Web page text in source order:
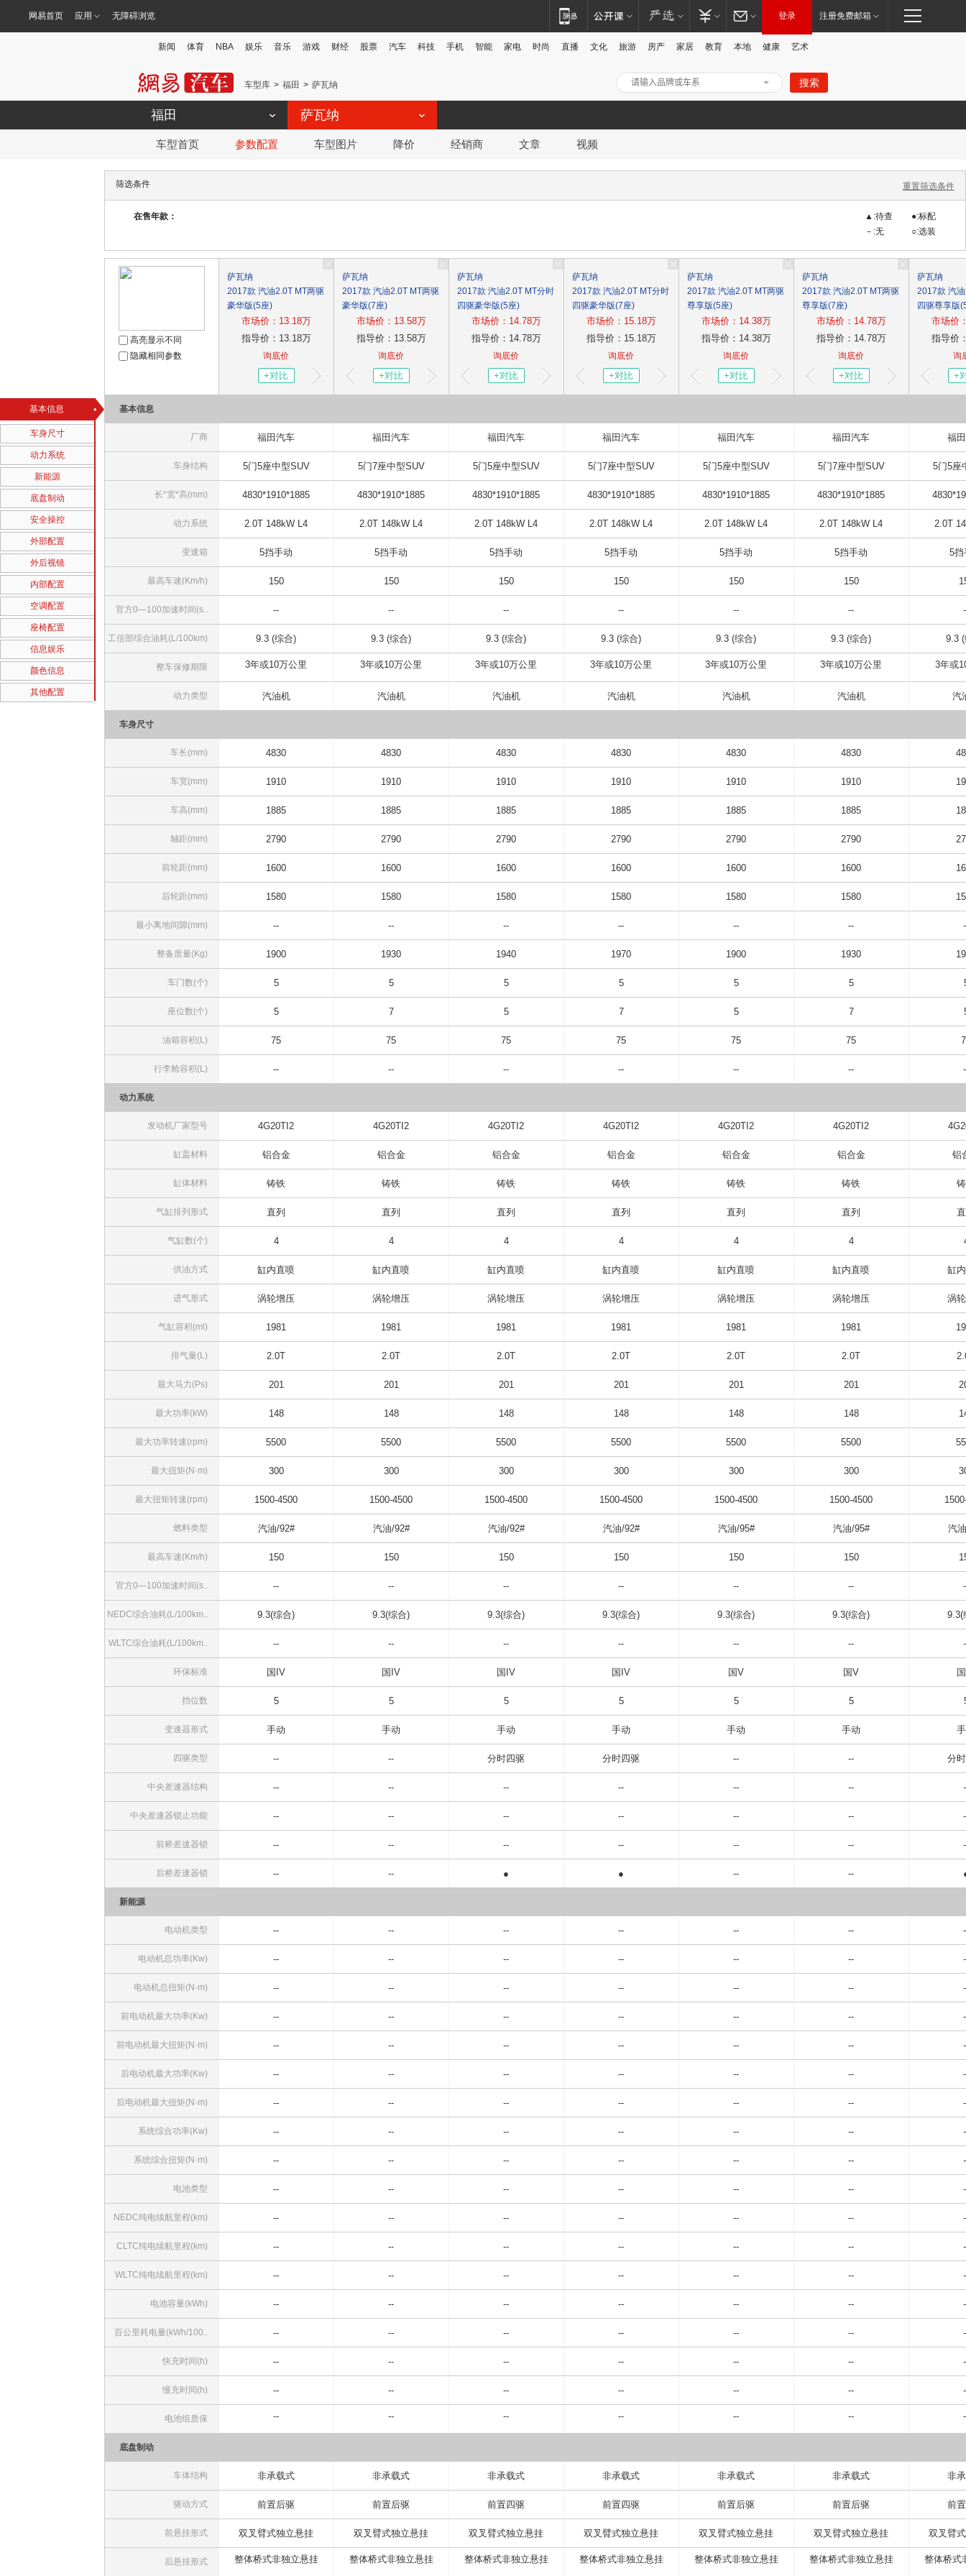
网易首页 应用 无障碍浏览 登录 注册免费邮箱
新闻 体育 NBA 娱乐 音乐 游戏 财经 股票 汽车 科技 手机 智能 家电 时尚 直播 文化 旅游 房产 家居 教育 本地 健康 艺术
车型库 福田 萨瓦纳 搜索
福田 萨瓦纳
车型首页 参数配置 车型图片 降价 经销商 文章 视频
重置筛选条件
筛选条件
在售年款： ▲:待查
●:标配
－:无
○:选装
高亮显示不同
隐藏相同参数
基本信息
厂商
车身结构
长*宽*高(mm)
动力系统
变速箱
最高车速(Km/h)
官方0—100加速时间(s..
工信部综合油耗(L/100km)
整车保修期限
动力类型
车身尺寸
车长(mm)
车宽(mm)
车高(mm)
轴距(mm)
前轮距(mm)
后轮距(mm)
最小离地间隙(mm)
整备质量(Kg)
车门数(个)
座位数(个)
油箱容积(L)
行李舱容积(L)
动力系统
发动机厂家型号
缸盖材料
缸体材料
气缸排列形式
气缸数(个)
供油方式
进气形式
气缸容积(ml)
排气量(L)
最大马力(Ps)
最大功率(kW)
最大功率转速(rpm)
最大扭矩(N·m)
最大扭矩转速(rpm)
燃料类型
最高车速(Km/h)
官方0—100加速时间(s..
NEDC综合油耗(L/100km..
WLTC综合油耗(L/100km..
环保标准
挡位数
变速器形式
四驱类型
中央差速器结构
中央差速器锁止功能
前桥差速器锁
后桥差速器锁
新能源
电动机类型
电动机总功率(Kw)
电动机总扭矩(N·m)
前电动机最大功率(Kw)
前电动机最大扭矩(N·m)
后电动机最大功率(Kw)
后电动机最大扭矩(N·m)
系统综合功率(Kw)
系统综合扭矩(N·m)
电池类型
NEDC纯电续航里程(km)
CLTC纯电续航里程(km)
WLTC纯电续航里程(km)
电池容量(kWh)
百公里耗电量(kWh/100..
快充时间(h)
慢充时间(h)
电池组质保
底盘制动
车体结构
驱动方式
前悬挂形式
后悬挂形式
萨瓦纳
2017款 汽油2.0T MT两驱
豪华版(5座)
市场价：13.18万
指导价： 13.18万
询底价
+对比
萨瓦纳
2017款 汽油2.0T MT两驱
豪华版(7座)
市场价：13.58万
指导价： 13.58万
询底价
+对比
萨瓦纳
2017款 汽油2.0T MT分时
四驱豪华版(5座)
市场价：14.78万
指导价： 14.78万
询底价
+对比
萨瓦纳
2017款 汽油2.0T MT分时
四驱豪华版(7座)
市场价：15.18万
指导价： 15.18万
询底价
+对比
萨瓦纳
2017款 汽油2.0T MT两驱
尊享版(5座)
市场价：14.38万
指导价： 14.38万
询底价
+对比
萨瓦纳
2017款 汽油2.0T MT两驱
尊享版(7座)
市场价：14.78万
指导价： 14.78万
询底价
+对比
萨瓦纳
2017款 汽
四驱尊享版
市场价
指导价
询
+
福田汽车 福田汽车 福田汽车 福田汽车 福田汽车 福田汽车 福
5门5座中型SUV 5门7座中型SUV 5门5座中型SUV 5门7座中型SUV 5门5座中型SUV 5门7座中型SUV 5门5座
4830*1910*1885 4830*1910*1885 4830*1910*1885 4830*1910*1885 4830*1910*1885 4830*1910*1885
2.0T 148kW L4 2.0T 148kW L4 2.0T 148kW L4 2.0T 148kW L4 2.0T 148kW L4 2.0T 148kW L4 2.0T
5挡手动 5挡手动 5挡手动 5挡手动 5挡手动 5挡手动 5挡
150 150 150 150 150 150
-- -- -- -- -- --
9.3 (综合) 9.3 (综合) 9.3 (综合) 9.3 (综合) 9.3 (综合) 9.3 (综合) 9.3
3年或10万公里 3年或10万公里 3年或10万公里 3年或10万公里 3年或10万公里 3年或10万公里 3年或
汽油机 汽油机 汽油机 汽油机 汽油机 汽油机 汽
4830 4830 4830 4830 4830 4830
1910 1910 1910 1910 1910 1910
1885 1885 1885 1885 1885 1885
2790 2790 2790 2790 2790 2790
1600 1600 1600 1600 1600 1600
1580 1580 1580 1580 1580 1580
-- -- -- -- -- --
1900 1930 1940 1970 1900 1930
5 5 5 5 5 5
5 7 5 7 5 7
75 75 75 75 75 75
-- -- -- -- -- --
4G20TI2 4G20TI2 4G20TI2 4G20TI2 4G20TI2 4G20TI2
铝合金 铝合金 铝合金 铝合金 铝合金 铝合金 铝
铸铁 铸铁 铸铁 铸铁 铸铁 铸铁
直列 直列 直列 直列 直列 直列
4 4 4 4 4 4
缸内直喷 缸内直喷 缸内直喷 缸内直喷 缸内直喷 缸内直喷 缸
涡轮增压 涡轮增压 涡轮增压 涡轮增压 涡轮增压 涡轮增压 涡
1981 1981 1981 1981 1981 1981
2.0T 2.0T 2.0T 2.0T 2.0T 2.0T
201 201 201 201 201 201
148 148 148 148 148 148
5500 5500 5500 5500 5500 5500
300 300 300 300 300 300
1500-4500 1500-4500 1500-4500 1500-4500 1500-4500 1500-4500
汽油/92# 汽油/92# 汽油/92# 汽油/92# 汽油/95# 汽油/95# 汽
150 150 150 150 150 150
-- -- -- -- -- --
9.3(综合) 9.3(综合) 9.3(综合) 9.3(综合) 9.3(综合) 9.3(综合) 9.3(
-- -- -- -- -- --
国IV 国IV 国IV 国IV 国V 国V
5 5 5 5 5 5
手动 手动 手动 手动 手动 手动
-- -- 分时四驱 分时四驱 -- -- 分
-- -- -- -- -- --
-- -- -- -- -- --
-- -- -- -- -- --
-- -- ● ● -- --
-- -- -- -- -- --
-- -- -- -- -- --
-- -- -- -- -- --
-- -- -- -- -- --
-- -- -- -- -- --
-- -- -- -- -- --
-- -- -- -- -- --
-- -- -- -- -- --
-- -- -- -- -- --
-- -- -- -- -- --
-- -- -- -- -- --
-- -- -- -- -- --
-- -- -- -- -- --
-- -- -- -- -- --
-- -- -- -- -- --
-- -- -- -- -- --
-- -- -- -- -- --
-- -- -- -- -- --
非承载式 非承载式 非承载式 非承载式 非承载式 非承载式 非
前置后驱 前置后驱 前置四驱 前置四驱 前置后驱 前置后驱 前
双叉臂式独立悬挂 双叉臂式独立悬挂 双叉臂式独立悬挂 双叉臂式独立悬挂 双叉臂式独立悬挂 双叉臂式独立悬挂 双叉臂
整体桥式非独立悬挂 整体桥式非独立悬挂 整体桥式非独立悬挂 整体桥式非独立悬挂 整体桥式非独立悬挂 整体桥式非独立悬挂 整体桥式
基本信息
车身尺寸
动力系统
新能源
底盘制动
安全操控
外部配置
外后视镜
内部配置
空调配置
座椅配置
信息娱乐
颜色信息
其他配置